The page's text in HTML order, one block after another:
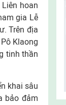
hoan
gia Lễ
Trên địa
Klaong
tinh thần
khai sâu
bảo đảm